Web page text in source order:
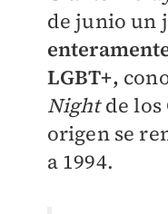
de junio un
LGBT+,
Nightde los
origen se
a 1994.